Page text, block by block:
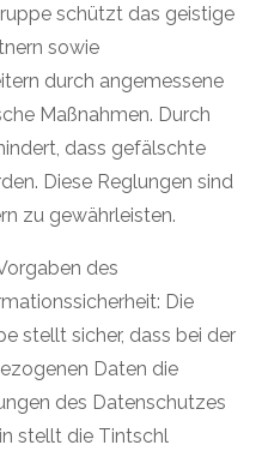
schützt das geistige
sowie
durch angemessene
Maßnahmen. Durch
dass gefälschte
Diese Reglungen sind
zu gewährleisten.
des
Die
stellt sicher, dass bei der
Daten die
des Datenschutzes
stellt die Tintschl